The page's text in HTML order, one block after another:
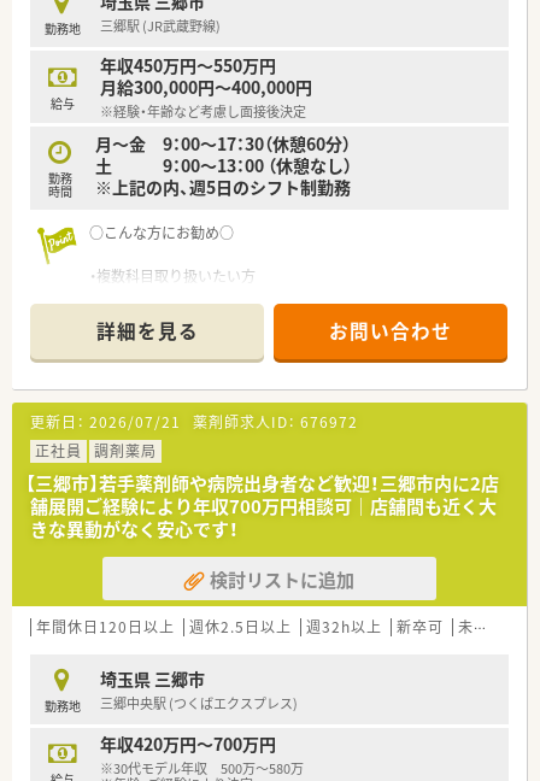
【職場環境と雰囲気】
■7年連続で健康経営優良法人の認定を受けており従業員の働き
やすさがしっかりと守られます。
■女性の活躍を後押しするえるぼし最高位を取得しておりライ
フイベント時も安心して働けます。
■産休や育休などのサポート体制が充実しており長期的にキャ
リアを築けるあたたかい職場です。
勤務地 三郷駅 (JR武蔵野線)
給与
年収450万円～550万円
月給300,000円～400,000円
※経験・年齢など考慮し面接後決定
勤務
時間
月～金 9：00～17：30（休憩60分）
土 9：00～13：00 （休憩なし）
※上記の内、週5日のシフト制勤務
○こんな方にお勧め○
・複数科目取り扱いたい方
・車通勤を希望する方
詳細を見る お問い合わせ
更新日： 2026/07/21 薬剤師求人ID： 676972
正社員
調剤薬局
【三郷市】若手薬剤師や病院出身者など歓迎！三郷市内に2店
舗展開ご経験により年収700万円相談可｜店舗間も近く大
きな異動がなく安心です！
検討リストに追加
年間休日120日以上 週休2.5日以上 週32h以上 新卒可 未経験可
勤務地
埼玉県 三郷市
三郷中央駅 (つくばエクスプレス)
年収420万円～700万円
※30代モデル年収 500万～580万